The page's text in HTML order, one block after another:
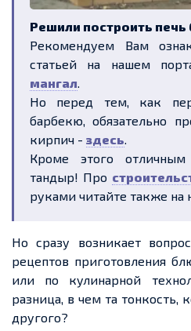
Решили построить печь
Рекомендуем Вам
статьей на нашем
мангал.
Но перед тем, как
барбекю, обязательно
кирпич - здесь.
Кроме этого отличным
тандыр! Про
руками читайте также на
Но сразу возникает
рецептов приготовления
или по кулинарной
разница, в чем та тонкость,
другого?